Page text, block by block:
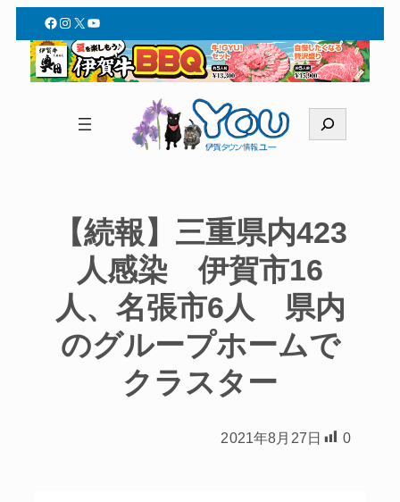
Facebook
Instagram
X YouTube
索
【続報】三重県内423
人感染 伊賀市16
人、名張市6人 県内
のグループホームで
クラスター
2021年8月27日 0